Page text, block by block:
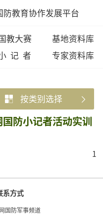
防教育协作发展平台
教大赛
基地资料库
记 者 专家资料库
按类别选择
防小记者活动实训
1
系方式
国防军事频道